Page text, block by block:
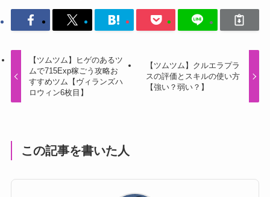
【ツムツム】ヒゲのあるツ
ムで715Exp稼ごう攻略お
すすめツム【ヴィランズハ
ロウィン6枚目】
【ツムツム】クルエラプラ
スの評価とスキルの使い方
【強い？弱い？】
この記事を書いた人